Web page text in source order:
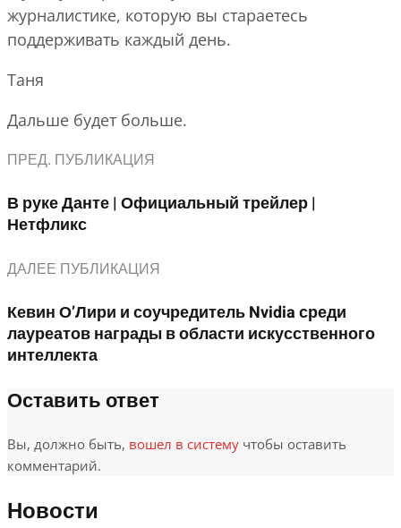
журналистике, которую вы стараетесь
поддерживать каждый день.
Таня
Дальше будет больше.
ПРЕД. ПУБЛИКАЦИЯ
В руке Данте | Официальный трейлер |
Нетфликс
ДАЛЕЕ ПУБЛИКАЦИЯ
Кевин О’Лири и соучредитель Nvidia среди
лауреатов награды в области искусственного
интеллекта
Оставить ответ
Вы, должно быть, вошел в систему чтобы оставить
комментарий.
Новости